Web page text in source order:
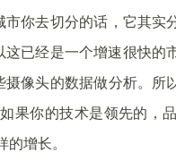
你去切分的话，它其实
已经是一个增速很快的
像头的数据做分析。所
果你的技术是领先的，
增长。